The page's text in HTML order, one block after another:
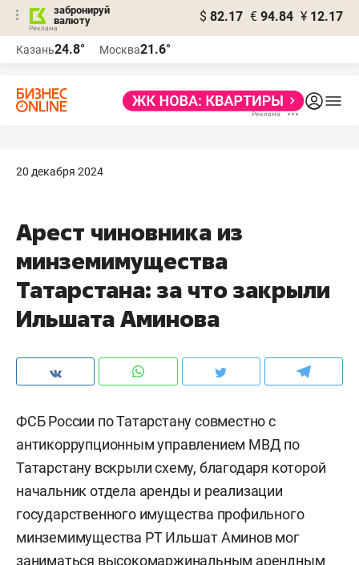
забронируй
валюту
$ 82.17 € 94.84 ¥ 12.17
Казань24.8° Москва21.6°
20 декабря 2024
Арест чиновника из
минземимущества
Татарстана: за что закрыли
Ильшата Аминова
ФСБ России по Татарстану совместно с
антикоррупционным управлением МВД по
Татарстану вскрыли схему, благодаря которой
начальник отдела аренды и реализации
государственного имущества профильного
минземимущества РТ Ильшат Аминов мог
заниматься высокомаржинальным арендным